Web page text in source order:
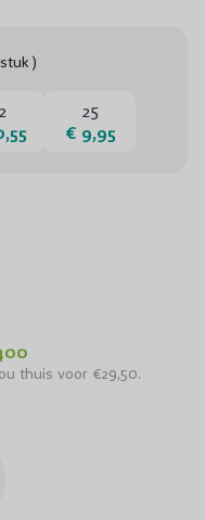
)
25
€ 9,95
thuis voor €29,50.